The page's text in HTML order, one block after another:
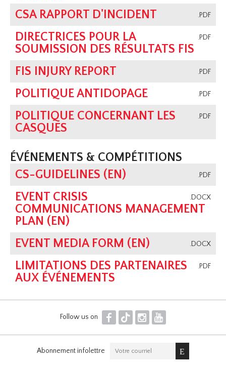
.PDF
CSA RAPPORT D'INCIDENT
.PDF
DIRECTRICES POUR LA
SOUMISSION DES RÉSULTATS FIS
.PDF
FIS INJURY REPORT
.PDF
POLITIQUE ANTIDOPAGE
.PDF
POLITIQUE CONCERNANT LES
CASQUES
ÉVÉNEMENTS & COMPÉTITIONS
.PDF
CS-GUIDELINES (EN)
.DOCX
EVENT CRISIS
COMMUNICATIONS MANAGEMENT
PLAN (EN)
.DOCX
EVENT MEDIA FORM (EN)
.PDF
LIMITATIONS DES PARTENAIRES
AUX ÉVÉNEMENTS
Follow us on F T I Y
Abonnement infolettre